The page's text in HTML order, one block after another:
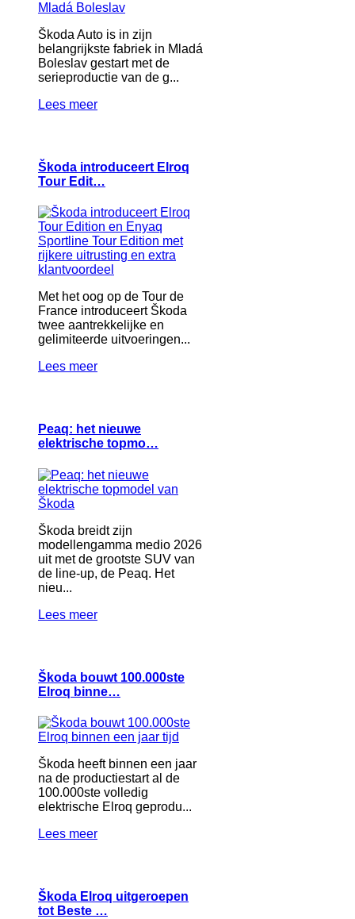
Škoda Auto is in zijn
belangrijkste fabriek in Mladá
Boleslav gestart met de
serieproductie van de g...
Lees meer
Škoda introduceert Elroq
Tour Edit…
Met het oog op de Tour de
France introduceert Škoda
twee aantrekkelijke en
gelimiteerde uitvoeringen...
Lees meer
Peaq: het nieuwe
elektrische topmo…
Škoda breidt zijn
modellengamma medio 2026
uit met de grootste SUV van
de line-up, de Peaq. Het
nieu...
Lees meer
Škoda bouwt 100.000ste
Elroq binne…
Škoda heeft binnen een jaar
na de productiestart al de
100.000ste volledig
elektrische Elroq geprodu...
Lees meer
Škoda Elroq uitgeroepen
tot Beste …